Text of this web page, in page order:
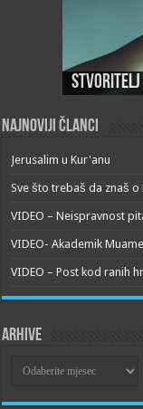
Stvoritelj
Najnoviji članci
Jerusalim u Kur'anu
Sve što trebaš da znaš o
VIDEO – Neispravnost
VIDEO- Akademik
VIDEO – Post kod ranih
Arhive